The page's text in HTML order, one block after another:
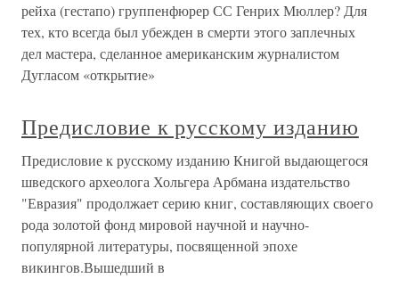
рейха (гестапо) группенфюрер СС Генрих Мюллер? Для
тех, кто всегда был убежден в смерти этого заплечных
дел мастера, сделанное американским журналистом
Дугласом «открытие»
Предисловие к русскому изданию
Предисловие к русскому изданию Книгой выдающегося
шведского археолога Хольгера Арбмана издательство
"Евразия" продолжает серию книг, составляющих своего
рода золотой фонд мировой научной и научно-
популярной литературы, посвященной эпохе
викингов.Вышедший в